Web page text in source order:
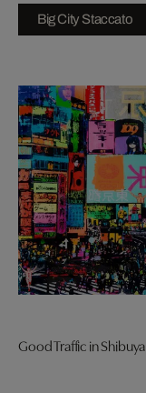
Big City Staccato
Good Traffic in Shibuya